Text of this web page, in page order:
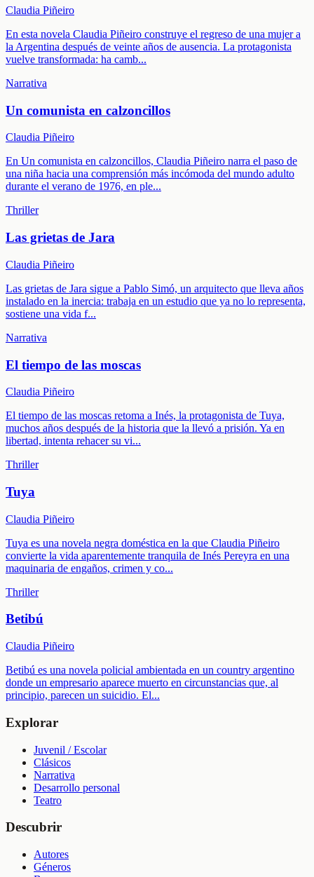
Claudia Piñeiro
En esta novela Claudia Piñeiro construye el regreso de una mujer a
la Argentina después de veinte años de ausencia. La protagonista
vuelve transformada: ha camb...
Narrativa
Un comunista en calzoncillos
Claudia Piñeiro
En Un comunista en calzoncillos, Claudia Piñeiro narra el paso de
una niña hacia una comprensión más incómoda del mundo adulto
durante el verano de 1976, en ple...
Thriller
Las grietas de Jara
Claudia Piñeiro
Las grietas de Jara sigue a Pablo Simó, un arquitecto que lleva años
instalado en la inercia: trabaja en un estudio que ya no lo representa,
sostiene una vida f...
Narrativa
El tiempo de las moscas
Claudia Piñeiro
El tiempo de las moscas retoma a Inés, la protagonista de Tuya,
muchos años después de la historia que la llevó a prisión. Ya en
libertad, intenta rehacer su vi...
Thriller
Tuya
Claudia Piñeiro
Tuya es una novela negra doméstica en la que Claudia Piñeiro
convierte la vida aparentemente tranquila de Inés Pereyra en una
maquinaria de engaños, crimen y co...
Thriller
Betibú
Claudia Piñeiro
Betibú es una novela policial ambientada en un country argentino
donde un empresario aparece muerto en circunstancias que, al
principio, parecen un suicidio. El...
Explorar
Juvenil / Escolar
Clásicos
Narrativa
Desarrollo personal
Teatro
Descubrir
Autores
Géneros